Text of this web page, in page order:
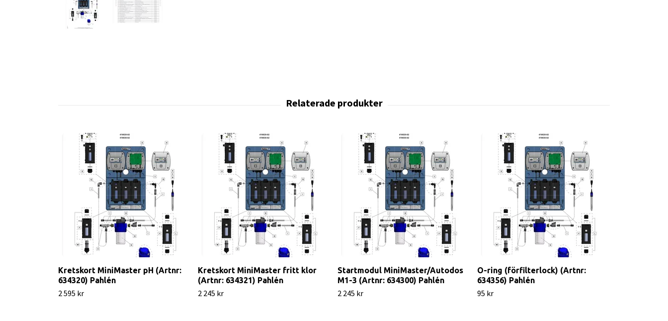
Kretskort MiniMaster pH (Artnr:
634320) Pahlén
2 595 kr
Kretskort MiniMaster fritt klor
(Artnr: 634321) Pahlén
2 245 kr
Startmodul MiniMaster/Autodos
M1-3 (Artnr: 634300) Pahlén
2 245 kr
O-ring (förfilterlock) (Artnr:
634356) Pahlén
95 kr